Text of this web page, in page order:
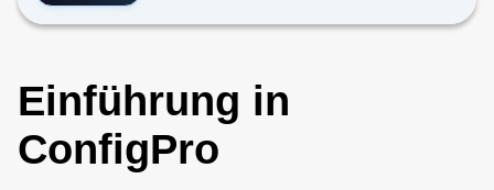
Einführung in
ConfigPro